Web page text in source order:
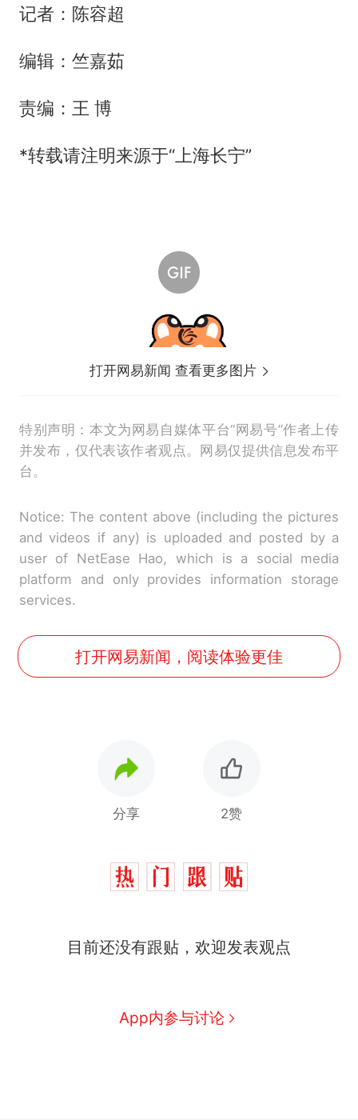
记者：陈容超
编辑：竺嘉茹
责编：王 博
*转载请注明来源于“上海长宁”
打开网易新闻 查看更多图片
特别声明：本文为网易自媒体平台“网易号”作者上传
并发布，仅代表该作者观点。网易仅提供信息发布平
台。
Notice: The content above (including the pictures
and videos if any) is uploaded and posted by a
user of NetEase Hao, which is a social media
platform and only provides information storage
services.
打开网易新闻，阅读体验更佳
分享 2赞
目前还没有跟贴，欢迎发表观点
App内参与讨论